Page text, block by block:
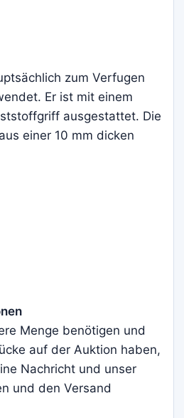
zum Verfugen
Er ist mit einem
ausgestattet. Die
einer 10 mm dicken
Menge benötigen und
auf der Auktion haben,
Nachricht und unser
und den Versand